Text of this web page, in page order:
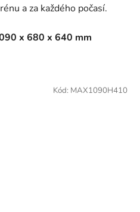
a za každého počasí.
x 680 x 640 mm
Kód: MAX1090H410